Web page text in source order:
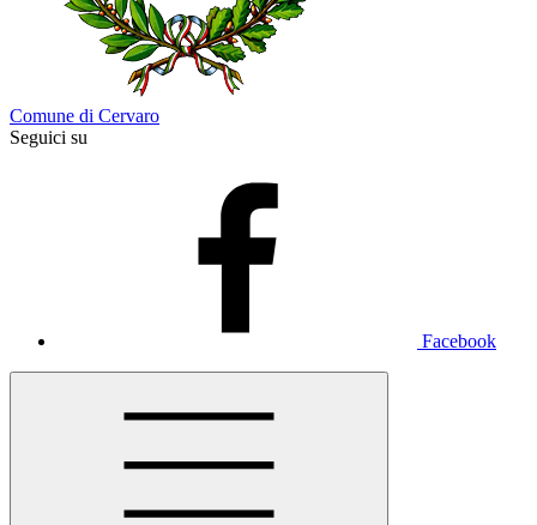
Comune di Cervaro
Seguici su
Facebook